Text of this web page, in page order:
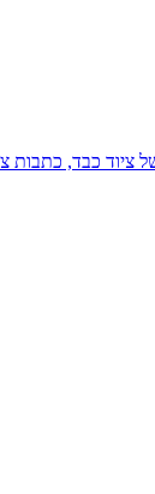
ציוד כבד, כתבות